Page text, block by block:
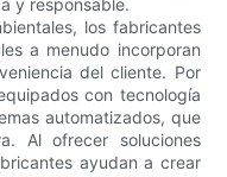
y responsable.
los fabricantes
a menudo incorporan
del cliente. Por
con tecnología
automatizados, que
Al ofrecer soluciones
ayudan a crear